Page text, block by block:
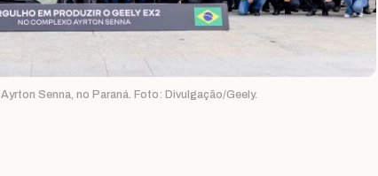
Senna, no Paraná. Foto: Divulgação/Geely.